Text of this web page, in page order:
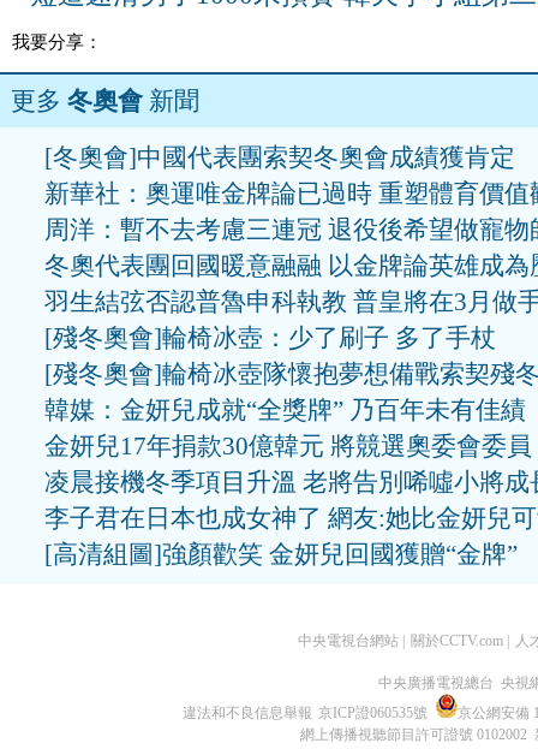
我要分享：
更多 冬奧會新聞
[冬奧會]中國代表團索契冬奧會成績獲肯定
新華社：奧運唯金牌論已過時 重塑體育價值
周洋：暫不去考慮三連冠 退役後希望做寵物
冬奧代表團回國暖意融融 以金牌論英雄成為
羽生結弦否認普魯申科執教 普皇將在3月做
[殘冬奧會]輪椅冰壺：少了刷子 多了手杖
[殘冬奧會]輪椅冰壺隊懷抱夢想備戰索契殘
韓媒：金妍兒成就“全獎牌” 乃百年未有佳績
金妍兒17年捐款30億韓元 將競選奧委會委員
凌晨接機冬季項目升溫 老將告別唏噓小將成
李子君在日本也成女神了 網友:她比金妍兒
[高清組圖]強顏歡笑 金妍兒回國獲贈“金牌”
中央電視台網站 關於CCTV.com 人
中央廣播電視總台 央視
違法和不良信息舉報 京ICP證060535號
京公網安備
網上傳播視聽節目許可證號 0102002